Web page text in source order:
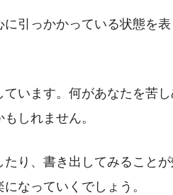
引っかかっている状態を表
います。何があなたを苦し
しれません。
り、書き出してみることが
なっていくでしょう。